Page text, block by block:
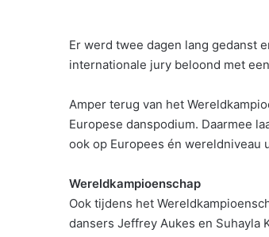
Er werd twee dagen lang gedanst
internationale jury beloond met
Amper terug van het
Europese danspodium. Daarmee
ook op Europees én wereldniveau
Wereldkampioenschap
Ook tijdens het
dansers Jeffrey Aukes en Suhayla